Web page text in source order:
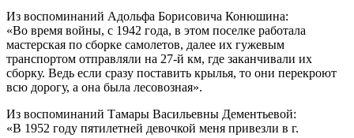
Из воспоминаний Адольфа Борисовича Конюшина:
«Во время войны, с 1942 года, в этом поселке работала
мастерская по сборке самолетов, далее их гужевым
транспортом отправляли на 27-й км, где заканчивали их
сборку. Ведь если сразу поставить крылья, то они перекроют
всю дорогу, а она была лесовозная».
Из воспоминаний Тамары Васильевны Дементьевой:
«В 1952 году пятилетней девочкой меня привезли в г.